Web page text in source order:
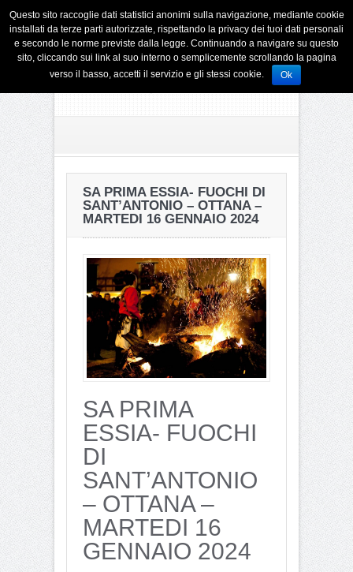
SA PRIMA ESSIA- FUOCHI DI
SANT’ANTONIO – OTTANA –
MARTEDI 16 GENNAIO 2024
SA PRIMA
ESSIA- FUOCHI
DI
SANT’ANTONIO
– OTTANA –
MARTEDI 16
GENNAIO 2024
Questo sito raccoglie dati statistici anonimi sulla navigazione, mediante cookie
installati da terze parti autorizzate, rispettando la privacy dei tuoi dati personali
e secondo le norme previste dalla legge. Continuando a navigare su questo
sito, cliccando sui link al suo interno o semplicemente scrollando la pagina
verso il basso, accetti il servizio e gli stessi cookie.
Ok